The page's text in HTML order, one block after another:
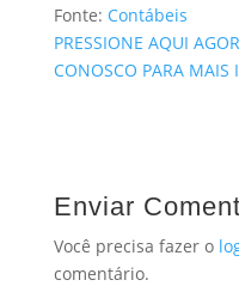
Fonte: Contábeis
PRESSIONE AQUI
CONOSCO PARA MAIS
Enviar
Você precisa fazer o
comentário.